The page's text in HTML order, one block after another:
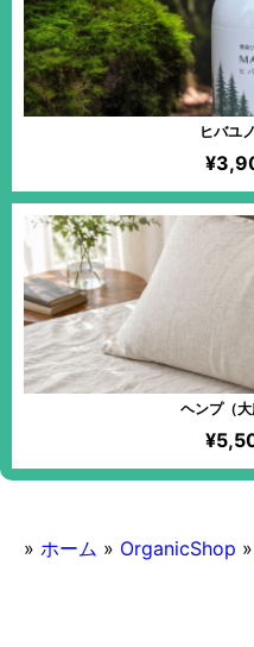
ヒバユ
ヘンプ（
» ホーム » OrganicShop »